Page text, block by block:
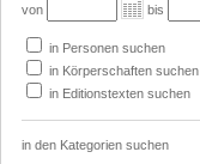
von bis
in Personen suchen
in Körperschaften suchen
in Editionstexten suchen
in den Kategorien suchen